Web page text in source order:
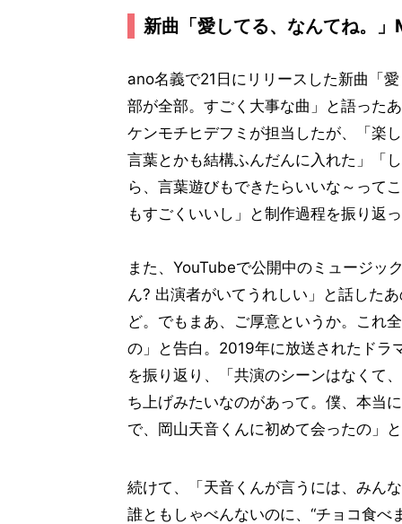
新曲「愛してる、なんてね。
ano名義で21日にリリースした新曲「
部が全部。すごく大事な曲」と語った
ケンモチヒデフミが担当したが、「楽
言葉とかも結構ふんだんに入れた」「
ら、言葉遊びもできたらいいな～って
もすごくいいし」と制作過程を振り返
また、YouTubeで公開中のミュージッ
ん? 出演者がいてうれしい」と話した
ど。でもまあ、ご厚意というか。これ
の」と告白。2019年に放送されたドラ
を振り返り、「共演のシーンはなくて
ち上げみたいなのがあって。僕、本当
で、岡山天音くんに初めて会ったの」
続けて、「天音くんが言うには、みん
誰ともしゃべんないのに、“チョコ食べ